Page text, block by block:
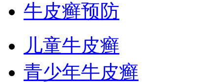
牛皮癣预防
儿童牛皮癣
青少年牛皮癣